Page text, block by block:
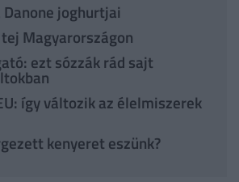
joghurtjai
Magyarországon
ezt sózzák rád sajt
így változik az élelmiszerek
kenyeret eszünk?